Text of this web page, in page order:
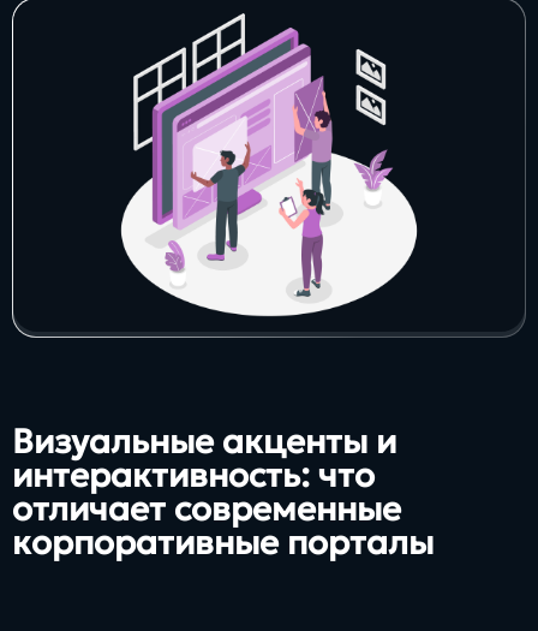
Визуальные акценты и
интерактивность: что
отличает современные
корпоративные порталы